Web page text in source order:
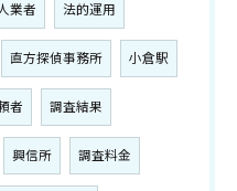
業者 法的運用
直方探偵事務所 小倉駅
者 調査結果
興信所 調査料金